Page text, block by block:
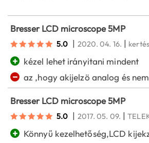
Bresser LCD microscope 5MP
5.0 | 2020. 04. 16. |
+ kézel lehet irányitani mindent
− az ,hogy akijelzö analog és
Bresser LCD microscope 5MP
5.0 | 2017. 05. 09. |
+ Könnyű kezelhetőség,LCD